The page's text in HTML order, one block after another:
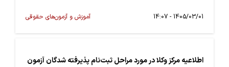
1405/03/01 - 14:07 آموزش و آزمون‌های حقوقی
اطلاعیه مرکز وکلا در مورد مراحل ثبت‌نام پذیرفته شدگان آزمون